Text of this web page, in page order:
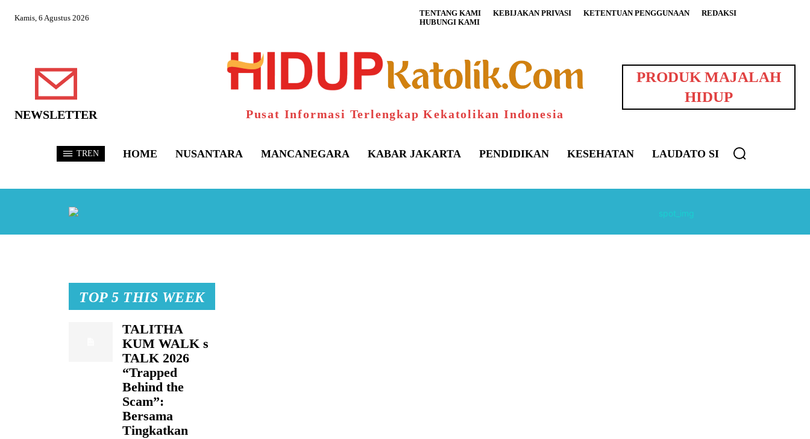
Kamis, 6 Agustus 2026 TENTANG KAMI KEBIJAKAN PRIVASI KETENTUAN PENGGUNAAN
REDAKSI
HUBUNGI KAMI
NEWSLETTER Pusat Informasi Terlengkap Kekatolikan Indonesia
PRODUK MAJALAH
HIDUP
TREN HOME NUSANTARA MANCANEGARA KABAR JAKARTA PENDIDIKAN KESEHATAN LAUDATO SI
TOP 5 THIS WEEK
TALITHA
KUM WALK s
TALK 2026
“Trapped
Behind the
Scam”:
Bersama
Tingkatkan